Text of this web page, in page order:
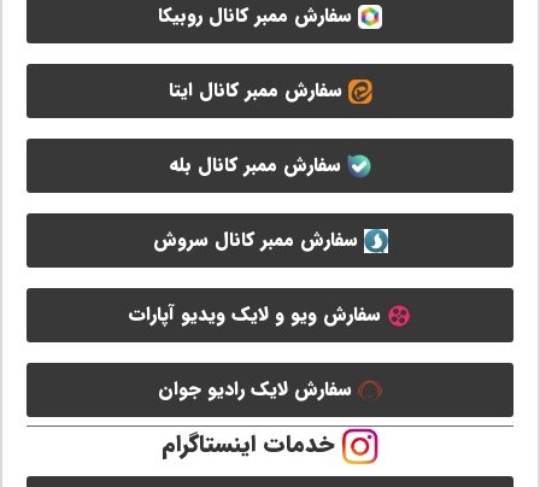
سفارش ممبر کانال روبیکا
سفارش ممبر کانال ایتا
سفارش ممبر کانال بله
سفارش ممبر کانال سروش
سفارش ویو و لایک ویدیو آپارات
سفارش لایک رادیو جوان
خدمات اینستاگرام